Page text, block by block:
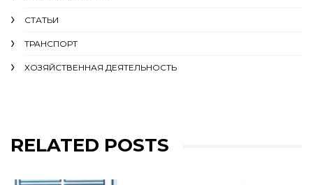
СТАТЬИ
ТРАНСПОРТ
ХОЗЯЙСТВЕННАЯ ДЕЯТЕЛЬНОСТЬ
RELATED POSTS